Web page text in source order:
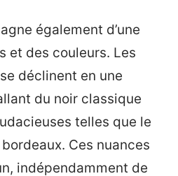
également d’une
et des couleurs. Les
déclinent en une
du noir classique
telles que le
Ces nuances
indépendamment de